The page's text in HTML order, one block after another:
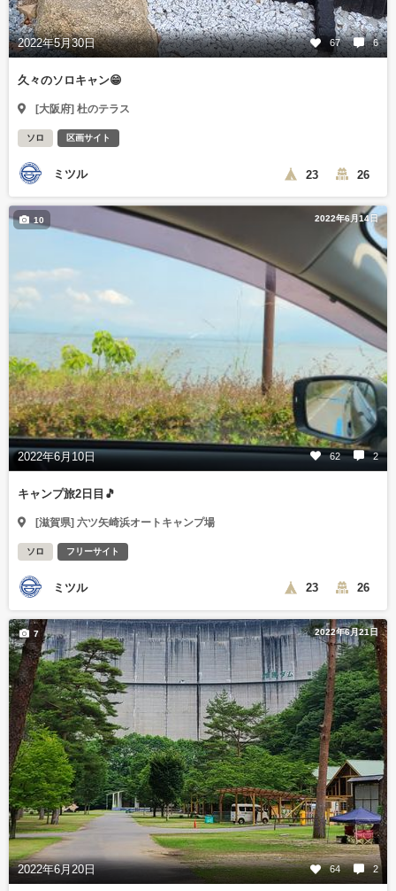
2022年5月30日 67 6
久々のソロキャン😁
[大阪府] 杜のテラス
ソロ 区画サイト
ミツル 23 26
2022年6月14日
2022年6月10日 62 2
10
キャンプ旅2日目🎵
[滋賀県] 六ツ矢崎浜オートキャンプ場
ソロ フリーサイト
ミツル 23 26
2022年6月21日
2022年6月20日 64 2
7